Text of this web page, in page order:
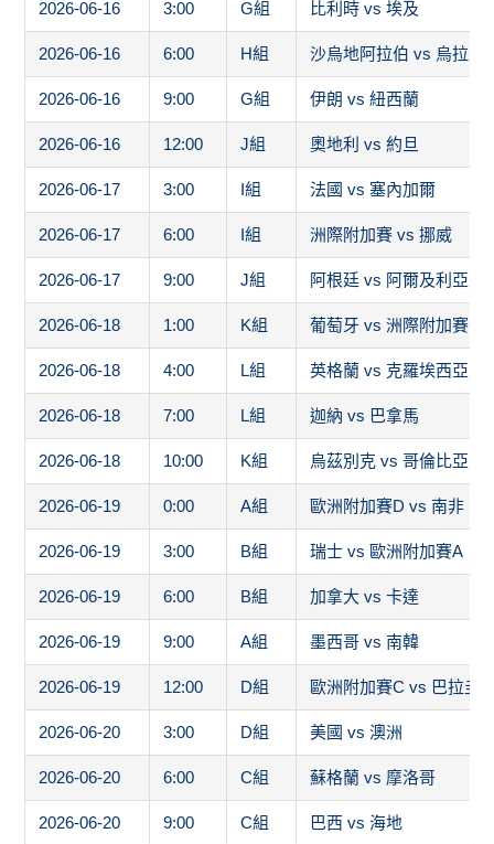
2026-06-16 3:00 G組 比利時 vs 埃及
2026-06-16 6:00 H組 沙烏地阿拉伯 vs 烏拉圭
2026-06-16 9:00 G組 伊朗 vs 紐西蘭
2026-06-16 12:00 J組 奧地利 vs 約旦
2026-06-17 3:00 I組 法國 vs 塞內加爾
2026-06-17 6:00 I組 洲際附加賽 vs 挪威
2026-06-17 9:00 J組 阿根廷 vs 阿爾及利亞
2026-06-18 1:00 K組 葡萄牙 vs 洲際附加賽1
2026-06-18 4:00 L組 英格蘭 vs 克羅埃西亞
2026-06-18 7:00 L組 迦納 vs 巴拿馬
2026-06-18 10:00 K組 烏茲別克 vs 哥倫比亞
2026-06-19 0:00 A組 歐洲附加賽D vs 南非
2026-06-19 3:00 B組 瑞士 vs 歐洲附加賽A
2026-06-19 6:00 B組 加拿大 vs 卡達
2026-06-19 9:00 A組 墨西哥 vs 南韓
2026-06-19 12:00 D組 歐洲附加賽C vs 巴拉圭
2026-06-20 3:00 D組 美國 vs 澳洲
2026-06-20 6:00 C組 蘇格蘭 vs 摩洛哥
2026-06-20 9:00 C組 巴西 vs 海地